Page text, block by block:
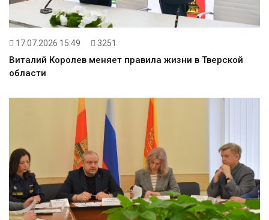
17.07.2026 15:49 3251
Виталий Королев меняет правила жизни в Тверской
области